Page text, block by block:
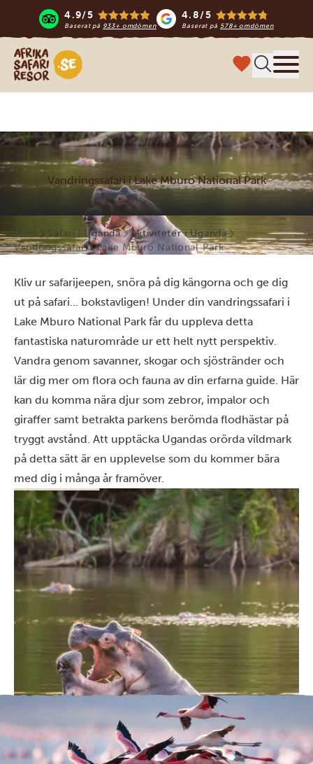
4.9/5
Baserat på 933+ omdömen
4.8/5
Baserat på 578+ omdömen
Safari-resor i Afrika
Vandringssafari i Lake Mburo National Park
Hem Safari i Uganda
Aktiviteter i Uganda
Vandringssafari i Lake Mburo National Park
Kliv ur safarijeepen, snöra på dig kängorna och ge dig
ut på safari… bokstavligen! Under din vandringssafari i
Lake Mburo National Park får du uppleva detta
fantastiska naturområde ur ett helt nytt perspektiv.
Vandra genom savanner, skogar och sjöstränder och
lär dig mer om flora och fauna av din erfarna guide. Här
kan du komma nära djur som zebror, impalor och
giraffer samt betrakta parkens berömda flodhästar på
tryggt avstånd. Att upptäcka Ugandas orörda vildmark
på detta sätt är en upplevelse som du kommer bära
med dig i många år framöver.